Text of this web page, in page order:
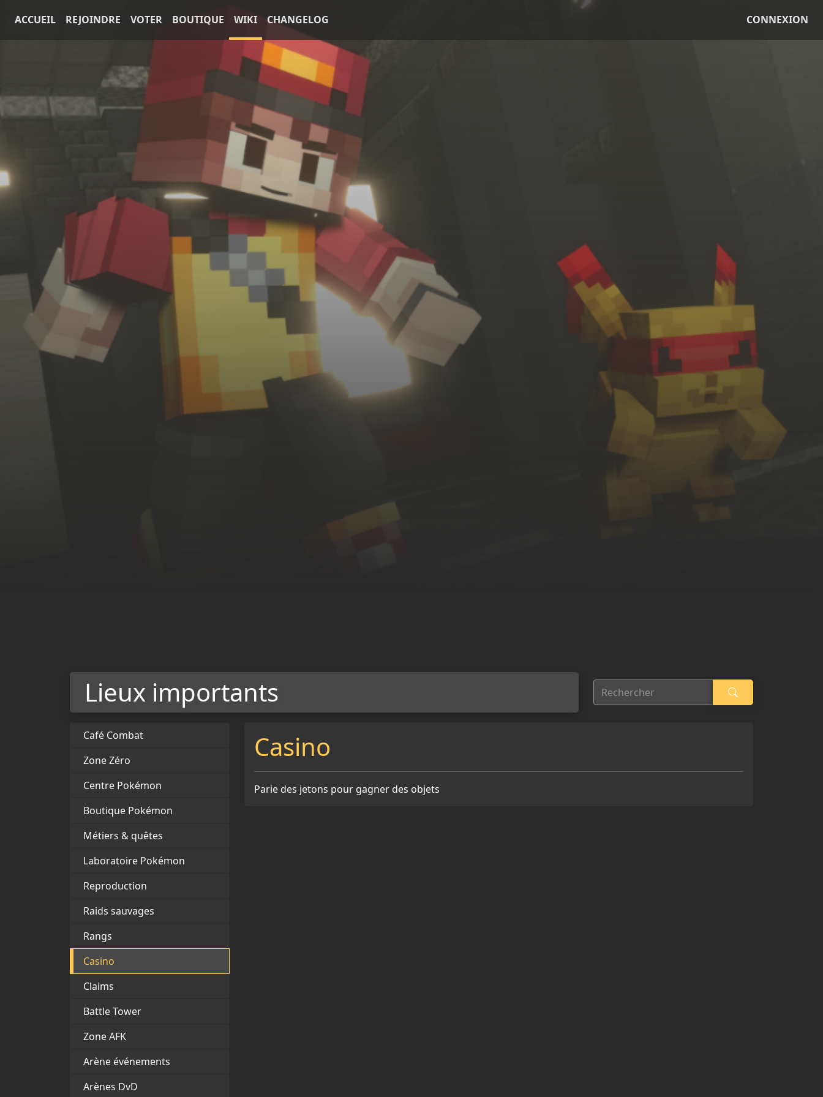
ACCUEIL REJOINDRE VOTER BOUTIQUE WIKI CHANGELOG CONNEXION
Lieux importants Rechercher
Café Combat
Zone Zéro
Centre Pokémon
Boutique Pokémon
Métiers & quêtes
Laboratoire Pokémon
Reproduction
Raids sauvages
Rangs
Casino
Claims
Battle Tower
Zone AFK
Arène événements
Arènes DvD
Casino
Parie des jetons pour gagner des objets